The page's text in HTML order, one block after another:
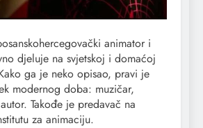
animator i
djeluje na svjetskoj i domaćoj
ga je neko opisao, pravi je
modernog doba: muzičar,
Takođe je predavač na
za animaciju.